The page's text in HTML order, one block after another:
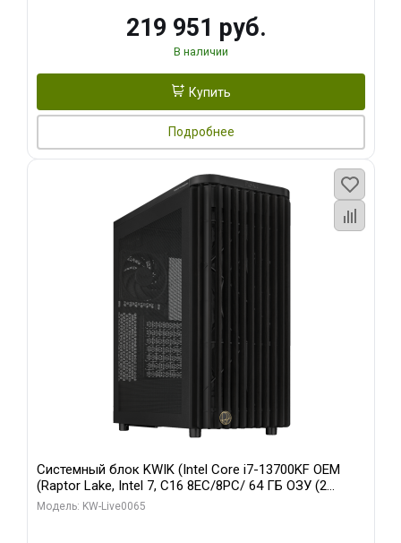
219 951 руб.
В наличии
Купить
Подробнее
Системный блок KWIK (Intel Core i7-13700KF OEM
(Raptor Lake, Intel 7, C16 8EC/8PC/ 64 ГБ ОЗУ (2
модуля)/ ASUS RTX5080 PROART OC 16GB GDDR7
Модель: KW-Live0065